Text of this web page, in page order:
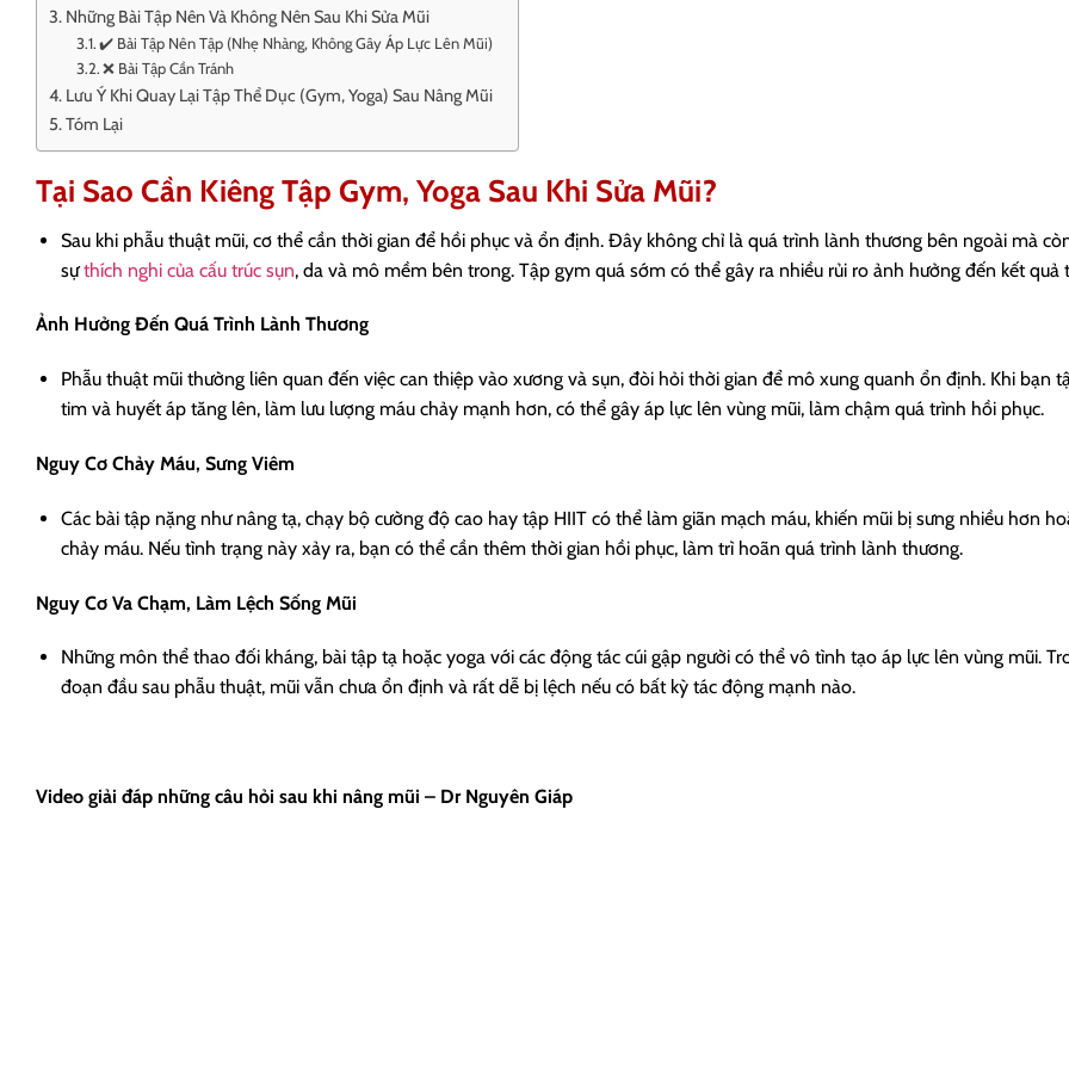
Những Bài Tập Nên Và Không Nên Sau Khi Sửa Mũi
✔️ Bài Tập Nên Tập (Nhẹ Nhàng, Không Gây Áp Lực Lên Mũi)
❌ Bài Tập Cần Tránh
Lưu Ý Khi Quay Lại Tập Thể Dục (Gym, Yoga) Sau Nâng Mũi
Tóm Lại
Tại Sao Cần Kiêng Tập Gym, Yoga Sau Khi Sửa Mũi?
Sau khi phẫu thuật mũi, cơ thể cần thời gian để hồi phục và ổn định. Đây không chỉ là quá trình lành thương bên ngoài mà
sựthích nghi của cấu trúc sụn, da và mô mềm bên trong. Tập gym quá sớm có thể gây ra nhiều rủi ro ảnh hưởng đến kết quả
Ảnh Hưởng Đến Quá Trình Lành Thương
Phẫu thuật mũi thường liên quan đến việc can thiệp vào xương và sụn, đòi hỏi thời gian để mô xung quanh ổn định. Khi bạn
tim và huyết áp tăng lên, làm lưu lượng máu chảy mạnh hơn, có thể gây áp lực lên vùng mũi, làm chậm quá trình hồi phục.
Nguy Cơ Chảy Máu, Sưng Viêm
Các bài tập nặng như nâng tạ, chạy bộ cường độ cao hay tập HIIT có thể làm giãn mạch máu, khiến mũi bị sưng nhiều hơn
chảy máu. Nếu tình trạng này xảy ra, bạn có thể cần thêm thời gian hồi phục, làm trì hoãn quá trình lành thương.
Nguy Cơ Va Chạm, Làm Lệch Sống Mũi
Những môn thể thao đối kháng, bài tập tạ hoặc yoga với các động tác cúi gập người có thể vô tình tạo áp lực lên vùng mũi.
đoạn đầu sau phẫu thuật, mũi vẫn chưa ổn định và rất dễ bị lệch nếu có bất kỳ tác động mạnh nào.
Video giải đáp những câu hỏi sau khi nâng mũi – Dr Nguyên Giáp